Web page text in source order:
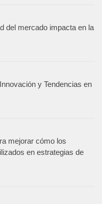
del mercado impacta en la
y Tendencias en
mejorar cómo los
en estrategias de